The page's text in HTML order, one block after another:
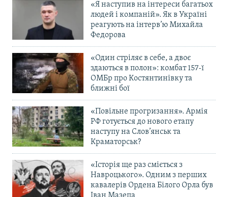
«Я наступив на інтереси багатьох
людей і компаній». Як в Україні
реагують на інтерв’ю Михайла
Федорова
«Один стріляє в себе, а двоє
здаються в полон»: комбат 157-ї
ОМБр про Костянтинівку та
ближні бої
«Повільне прогризання». Армія
РФ готується до нового етапу
наступу на Слов’янськ та
Краматорськ?
«Історія ще раз сміється з
Навроцького». Одним з перших
кавалерів Ордена Білого Орла був